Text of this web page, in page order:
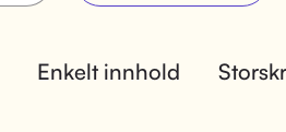
Enkelt innhold